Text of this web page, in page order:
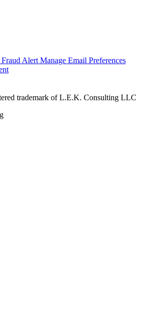
Fraud Alert Manage Email Preferences
trademark of L.E.K. Consulting LLC